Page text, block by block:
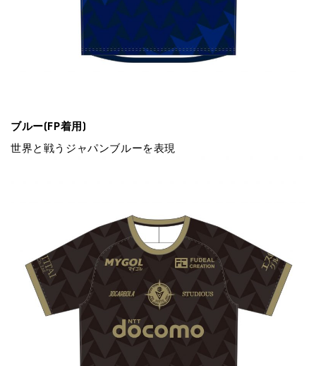
ブルー(FP着⽤)
世界と戦うジャパンブルーを表現